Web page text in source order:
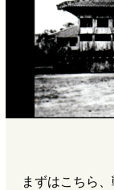
まずはこちら